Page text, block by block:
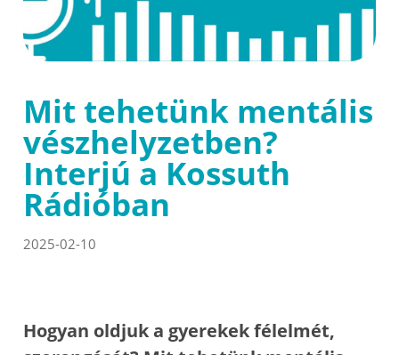
Mit tehetünk mentális
vészhelyzetben?
Interjú a Kossuth
Rádióban
2025-02-10
Hogyan oldjuk a gyerekek félelmét,